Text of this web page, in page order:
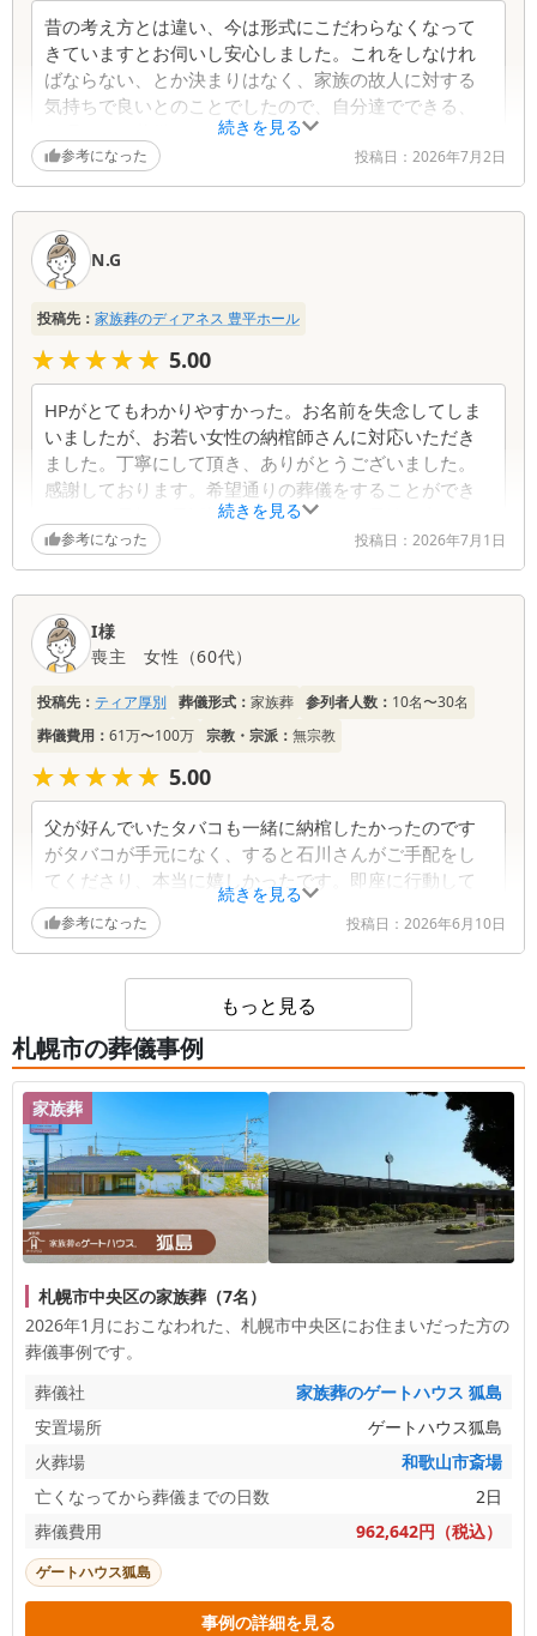
続きを見る
昔の考え方とは違い、今は形式にこだわらなくなって
きていますとお伺いし安心しました。これをしなけれ
ばならない、とか決まりはなく、家族の故人に対する
気持ちで良いとのことでしたので、自分達でできる、
無理のない葬儀をあげることができました。ありがと
うございました。お世話になりました。(名前は出さな
いで下さい)
参考になった 投稿日： 2026年7月2日
続きを見る
N.G
投稿先： 家族葬のディアネス 豊平ホール
★★★★★
★★★★★ 5.00
HPがとてもわかりやすかった。お名前を失念してしま
いましたが、お若い女性の納棺師さんに対応いただき
ました。丁寧にして頂き、ありがとうございました。
感謝しております。希望通りの葬儀をすることができ
ました。最初に電話対応していただいた男性の方はお
声だけの方でしたが、本当に心がこもっていて寄りそ
った対応をしてくださり、不安でしたが心強かったで
す。打ち合わせ担当さんも話をよく聞いてくださり、
納得のできるプランとなりました。そして、もう一人
のスタッフの方には当日、大変お世話になりました。
お気遣いに感謝しております。お三方共、本当にあり
がとうございました。
参考になった 投稿日： 2026年7月1日
続きを見る
I様
喪主
女性 （60代）
投稿先： ティア厚別 葬儀形式： 家族葬 参列者人数： 10名〜30名
葬儀費用： 61万〜100万 宗教・宗派： 無宗教
★★★★★
★★★★★ 5.00
父が好んでいたタバコも一緒に納棺したかったのです
がタバコが手元になく、すると石川さんがご手配をし
てくださり、本当に嬉しかったです。即座に行動して
くださり間に合わせてくださいました。本当にありが
とうございました。スタッフの方の対応がとてもよか
ったです。ご縁があれば利用したい。
参考になった 投稿日： 2026年6月10日
もっと見る
札幌市の葬儀事例
家族葬
札幌市中央区の家族葬（7名）
2026年1月におこなわれた、 札幌市中央区にお住まいだった方の
葬儀事例です。
葬儀社
家族葬のゲートハウス 狐島
安置場所
ゲートハウス狐島
火葬場
和歌山市斎場
亡くなってから葬儀までの日数
2日
葬儀費用
962,642円（税込）
ゲートハウス狐島
事例の詳細を見る